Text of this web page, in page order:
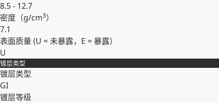
8.5 - 12.7
密度（g/cm3）
7.1
表面质量 (U = 未暴露，E = 暴露）
U
展开
镀层类型
镀层类型
GI
镀层等级